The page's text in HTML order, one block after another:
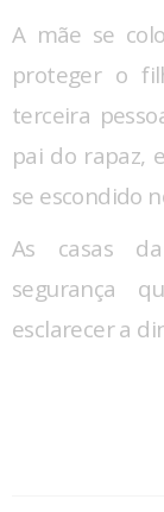
A mãe se
proteger o
terceira
pai do rapaz,
se escondido
As casas
segurança
esclarecer a